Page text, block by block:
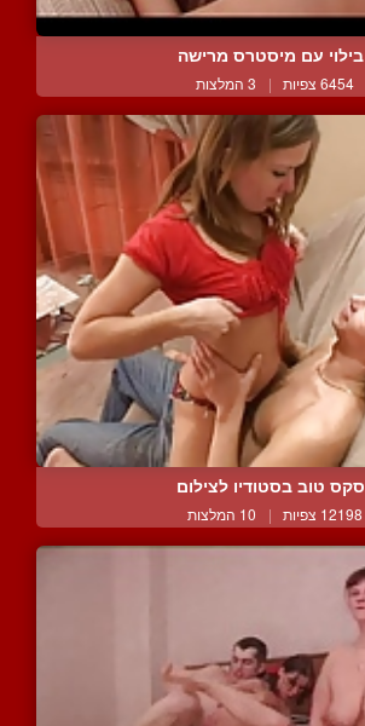
בילוי עם מיסטרס מרישה
6454 צפיות | 3 המלצות
סקס טוב בסטודיו לצילום
12198 צפיות | 10 המלצות